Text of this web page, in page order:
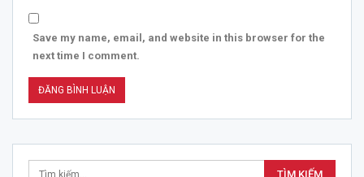
Save my name, email, and website in this browser for the
next time I comment.